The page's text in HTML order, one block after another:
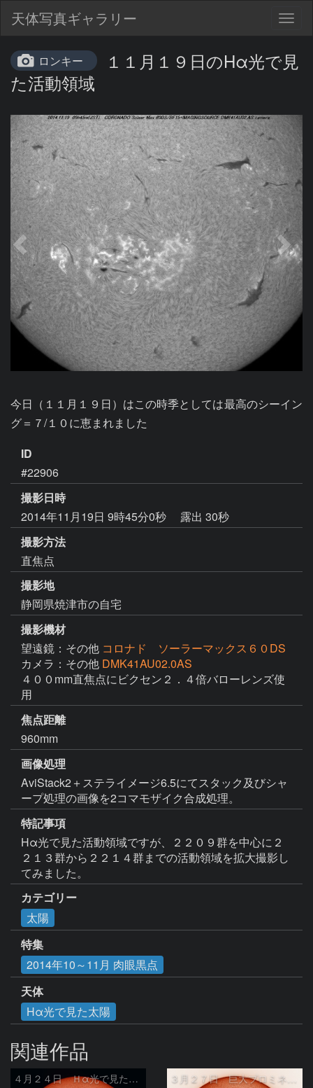
天体写真ギャラリー
ロンキー
１１月１９日のHα光で見
た活動領域
今日（１１月１９日）はこの時季としては最高のシーイン
グ＝７/１０に恵まれました
ID
#22906
撮影日時
2014年11月19日 9時45分0秒
露出 30秒
撮影方法
直焦点
撮影地
静岡県焼津市の自宅
撮影機材
望遠鏡：その他 コロナド ソーラーマックス６０DS
カメラ：その他 DMK41AU02.0AS
４００mm直焦点にビクセン２．４倍バローレンズ使
用
焦点距離
960mm
画像処理
AviStack2＋ステライメージ6.5にてスタック及びシャ
ープ処理の画像を2コマモザイク合成処理。
特記事項
Hα光で見た活動領域ですが、２２０９群を中心に２
２１３群から２２１４群までの活動領域を拡大撮影し
てみました。
カテゴリー
太陽
特集
2014年10～11月 肉眼黒点
天体
Hα光で見た太陽
関連作品
４月２４日 Ｈα光で見た太陽